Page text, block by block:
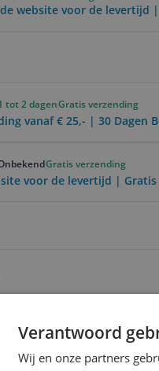
website voor de levertijd
tot 2 dagenGratis verzending
vanaf € 25,- | 30 Dagen
Gratis verzending
voor de levertijd | Gratis
Verantwoord
Wij en onze partners